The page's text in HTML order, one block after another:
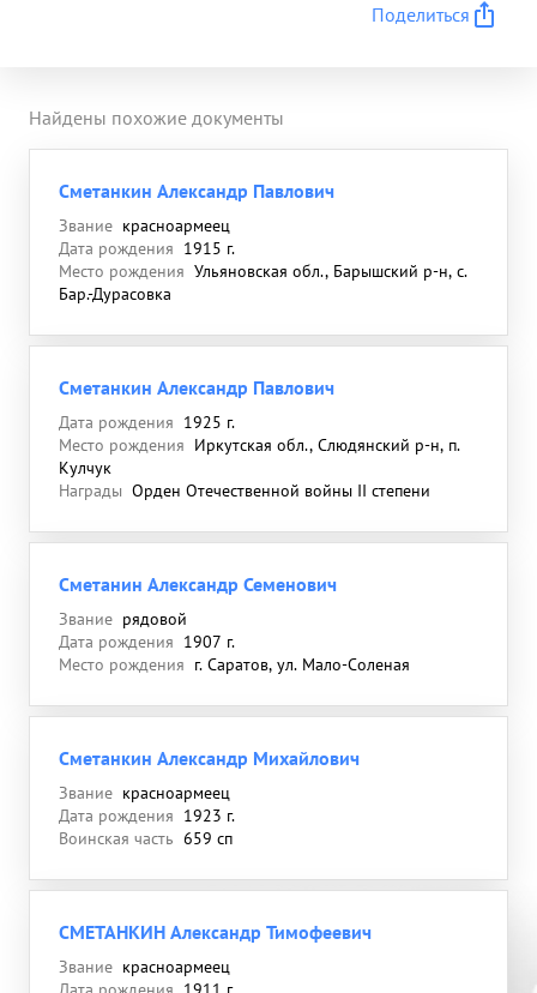
Поделиться
Найдены похожие документы
Сметанкин Александр Павлович
Звание красноармеец
Дата рождения 1915 г.
Место рождения Ульяновская обл., Барышский р-н, с.
Бар.-Дурасовка
Сметанкин Александр Павлович
Дата рождения 1925 г.
Место рождения Иркутская обл., Слюдянский р-н, п.
Кулчук
Награды Орден Отечественной войны II степени
Сметанин Александр Семенович
Звание рядовой
Дата рождения 1907 г.
Место рождения г. Саратов, ул. Мало-Соленая
Сметанкин Александр Михайлович
Звание красноармеец
Дата рождения 1923 г.
Воинская часть 659 сп
СМЕТАНКИН Александр Тимофеевич
Звание красноармеец